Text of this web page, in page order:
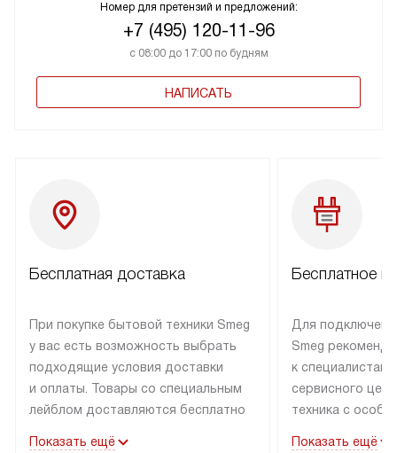
Номер для претензий и предложений:
+7 (495) 120-11-96
с 08:00 до 17:00 по будням
НАПИСАТЬ
Бесплатная доставка
При покупке бытовой техники Smeg
у вас есть возможность выбрать
подходящие условия доставки
и оплаты. Товары со специальным
лейблом доставляются бесплатно
Показать ещё
Бесплатное
Для
Smeg
к специалистам
сервисного
техника с
Показать ещё